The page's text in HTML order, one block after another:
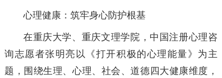
心理健康：筑牢身心防护根基
在重庆大学、重庆文理学院，中国注册心理咨
询志愿者张明亮以《打开积极的心理能量》为主
题，围绕生理、心理、社会、道德四大健康维度，